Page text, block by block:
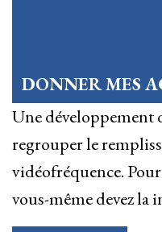
DONNER MES
Une développement
regrouper le
vidéofréquence.
vous-même devez la